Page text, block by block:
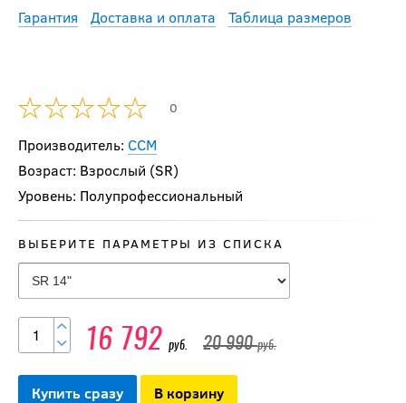
Гарантия Доставка и оплата Таблица размеров
0
Производитель: CCM
Возраст: Взрослый (SR)
Уровень: Полупрофессиональный
ВЫБЕРИТЕ ПАРАМЕТРЫ ИЗ СПИСКА
16 792 руб. 20 990руб.
Купить сразу В корзину
S25 VAPOR
FLYLITE SR